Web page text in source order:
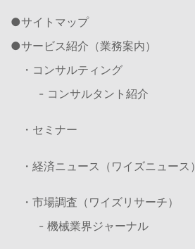
サイトマップ
サービス紹介（業務案内）
・コンサルティング
- コンサルタント紹介
・セミナー
・経済ニュース（ワイズニュース）
・市場調査（ワイズリサーチ）
- 機械業界ジャーナル